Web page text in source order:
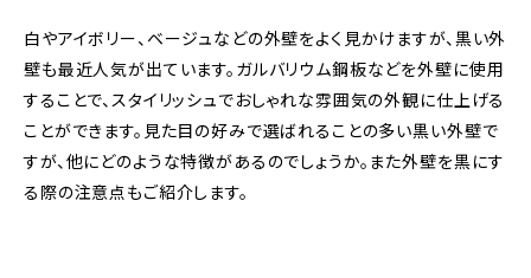
白やアイボリー、ベージュなどの外壁をよく見かけますが、黒い外
壁も最近人気が出ています。ガルバリウム鋼板などを外壁に使用
することで、スタイリッシュでおしゃれな雰囲気の外観に仕上げる
ことができます。見た目の好みで選ばれることの多い黒い外壁で
すが、他にどのような特徴があるのでしょうか。また外壁を黒にす
る際の注意点もご紹介します。